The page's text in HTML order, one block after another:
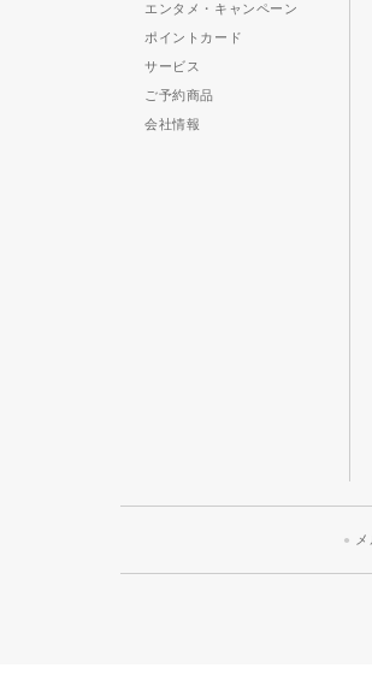
エンタメ・キャンペーン
ポイントカード
サービス
ご予約商品
会社情報